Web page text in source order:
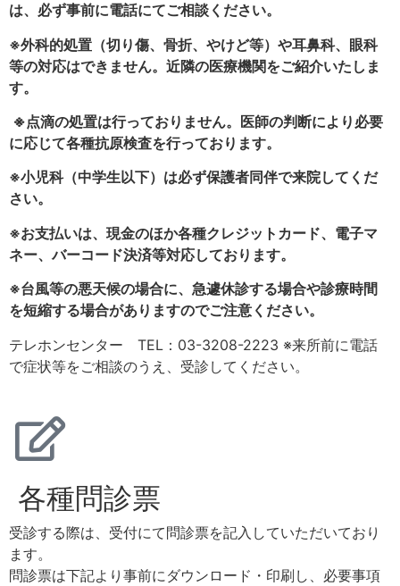
は、必ず事前に電話にてご相談ください。
※外科的処置（切り傷、骨折、やけど等）や耳鼻科、眼科
等の対応はできません。近隣の医療機関をご紹介いたしま
す。
※点滴の処置は行っておりません。医師の判断により必要
に応じて各種抗原検査を行っております。
※小児科（中学生以下）は必ず保護者同伴で来院してくだ
さい。
※お支払いは、現金のほか各種クレジットカード、電子マ
ネー、バーコード決済等対応しております。
※台風等の悪天候の場合に、急遽休診する場合や診療時間
を短縮する場合がありますのでご注意ください。
テレホンセンター TEL：03-3208-2223 ※来所前に電話
で症状等をご相談のうえ、受診してください。
各種問診票
受診する際は、受付にて問診票を記入していただいており
ます。
問診票は下記より事前にダウンロード・印刷し、必要事項